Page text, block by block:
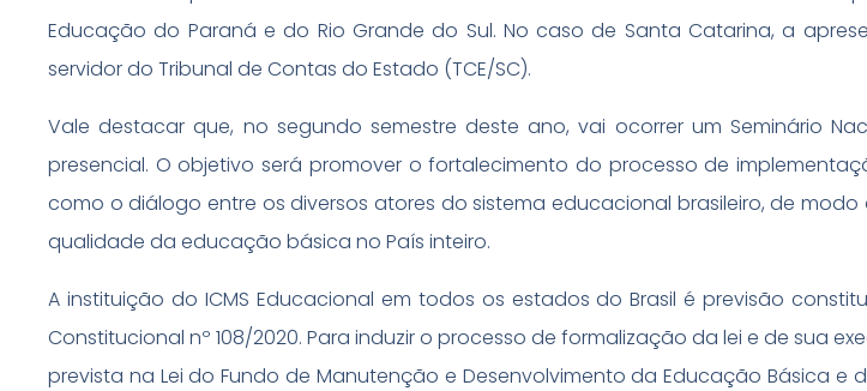
Educação do Paraná e do Rio Grande do Sul. No caso de Santa Catarina, a
servidor do Tribunal de Contas do Estado (TCE/SC).
Vale destacar que, no segundo semestre deste ano, vai ocorrer um Seminário
presencial. O objetivo será promover o fortalecimento do processo de
como o diálogo entre os diversos atores do sistema educacional brasileiro, de
qualidade da educação básica no País inteiro.
A instituição do ICMS Educacional em todos os estados do Brasil é previsão
Constitucional nº 108/2020. Para induzir o processo de formalização da lei e de sua
prevista na Lei do Fundo de Manutenção e Desenvolvimento da Educação Básica e